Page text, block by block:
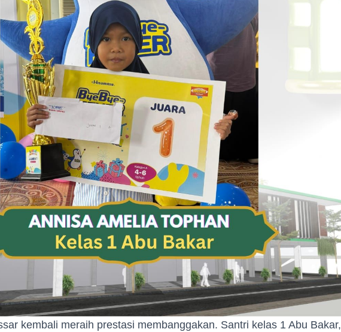
kembali meraih prestasi membanggakan. Santri kelas 1 Abu Bakar,